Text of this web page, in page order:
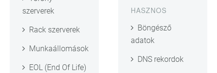
szerverek
Rack szerverek
Munkaállomások
EOL (End Of Life)
HASZNOS
Böngésző
adatok
DNS rekordok